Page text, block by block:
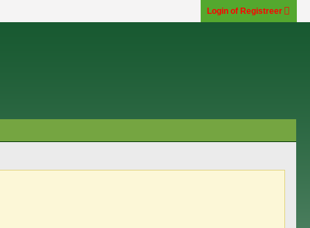
Login of Registreer